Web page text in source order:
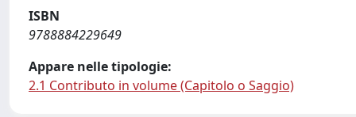
ISBN
9788884229649
Appare nelle tipologie:
2.1 Contributo in volume (Capitolo o Saggio)